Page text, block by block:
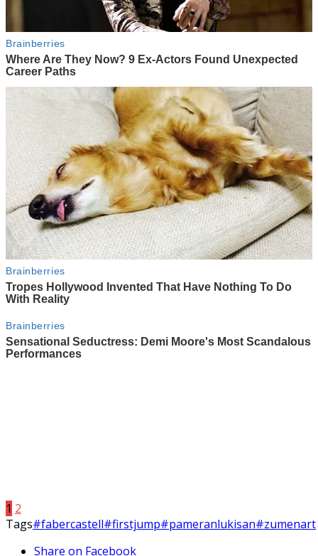
1 2
Tags#fabercastell#firstjump#pameranlukisan#zumenart
Share on Facebook